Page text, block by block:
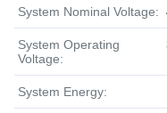
System Nominal Voltage:
System Operating
Voltage:
System Energy: